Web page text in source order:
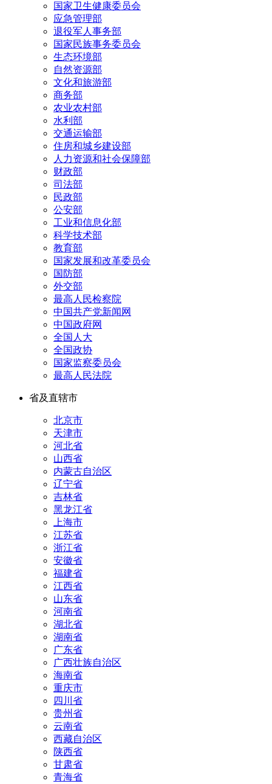
国家卫生健康委员会
应急管理部
退役军人事务部
国家民族事务委员会
生态环境部
自然资源部
文化和旅游部
商务部
农业农村部
水利部
交通运输部
住房和城乡建设部
人力资源和社会保障部
财政部
司法部
民政部
公安部
工业和信息化部
科学技术部
教育部
国家发展和改革委员会
国防部
外交部
最高人民检察院
中国共产党新闻网
中国政府网
全国人大
全国政协
国家监察委员会
最高人民法院
省及直辖市
北京市
天津市
河北省
山西省
内蒙古自治区
辽宁省
吉林省
黑龙江省
上海市
江苏省
浙江省
安徽省
福建省
江西省
山东省
河南省
湖北省
湖南省
广东省
广西壮族自治区
海南省
重庆市
四川省
贵州省
云南省
西藏自治区
陕西省
甘肃省
青海省